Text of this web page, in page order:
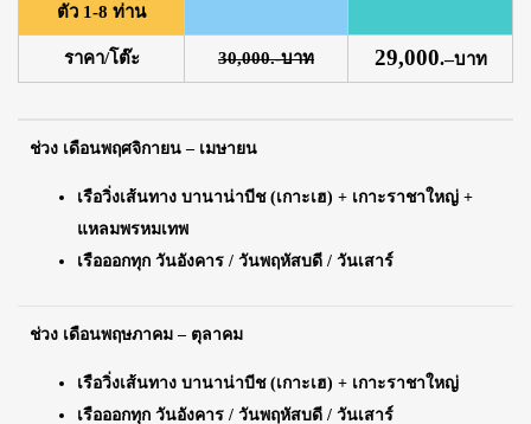
ตัว 1-8 ท่าน
ราคา/โต๊ะ 30,000.-บาท 29,000.–บาท
ช่วง เดือนพฤศจิกายน – เมษายน
เรือวิ่งเส้นทาง บานาน่าบีช (เกาะเฮ) + เกาะราชาใหญ่ +
แหลมพรหมเทพ
เรือออกทุก วันอังคาร / วันพฤหัสบดี / วันเสาร์
ช่วง เดือนพฤษภาคม – ตุลาคม
เรือวิ่งเส้นทาง บานาน่าบีช (เกาะเฮ) + เกาะราชาใหญ่
เรือออกทุก วันอังคาร / วันพฤหัสบดี / วันเสาร์